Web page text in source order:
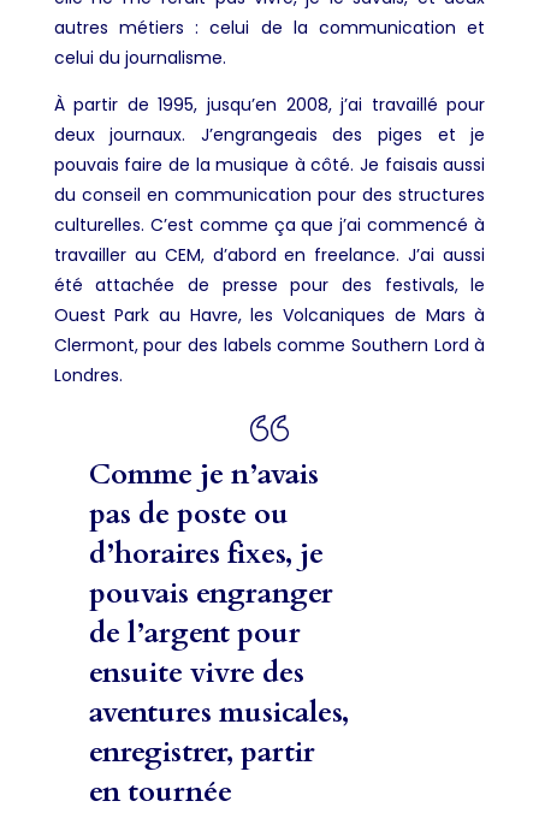
autres métiers : celui de la communication et
celui du journalisme.
À partir de 1995, jusqu’en 2008, j’ai travaillé pour
deux journaux. J’engrangeais des piges et je
pouvais faire de la musique à côté. Je faisais aussi
du conseil en communication pour des structures
culturelles. C’est comme ça que j’ai commencé à
travailler au CEM, d’abord en freelance. J’ai aussi
été attachée de presse pour des festivals, le
Ouest Park au Havre, les Volcaniques de Mars à
Clermont, pour des labels comme Southern Lord à
Londres.
Comme je n’avais
pas de poste ou
d’horaires fixes, je
pouvais engranger
de l’argent pour
ensuite vivre des
aventures musicales,
enregistrer, partir
en tournée